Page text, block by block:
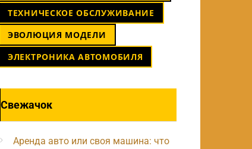
ТЕХНИЧЕСКОЕ ОБСЛУЖИВАНИЕ
ЭВОЛЮЦИЯ МОДЕЛИ
ЭЛЕКТРОНИКА АВТОМОБИЛЯ
Свежачок
Аренда авто или своя машина: что